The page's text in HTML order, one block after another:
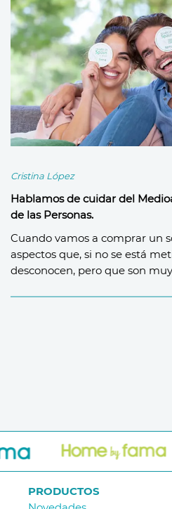
Cristina López
Hablamos de cuidar del
de las Personas.
Cuando vamos a comprar un
aspectos que, si no se está
desconocen, pero que son
PRODUCTOS